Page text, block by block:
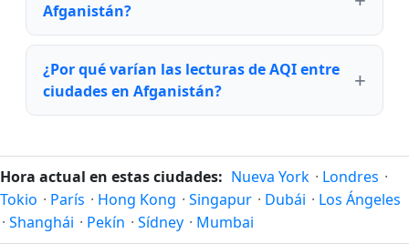
Afganistán?
¿Por qué varían las lecturas de AQI entre
ciudades en Afganistán?
Hora actual en estas ciudades: Nueva York · Londres ·
Tokio · París · Hong Kong · Singapur · Dubái · Los Ángeles
· Shanghái · Pekín · Sídney · Mumbai